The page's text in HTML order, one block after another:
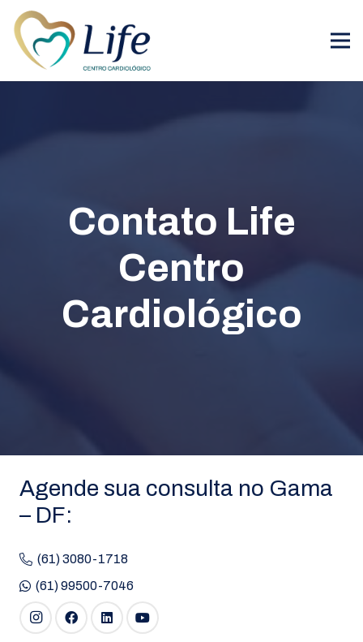
Contato Life
Centro
Cardiológico
Agende sua consulta no Gama
– DF:
(61) 3080-1718
(61) 99500-7046